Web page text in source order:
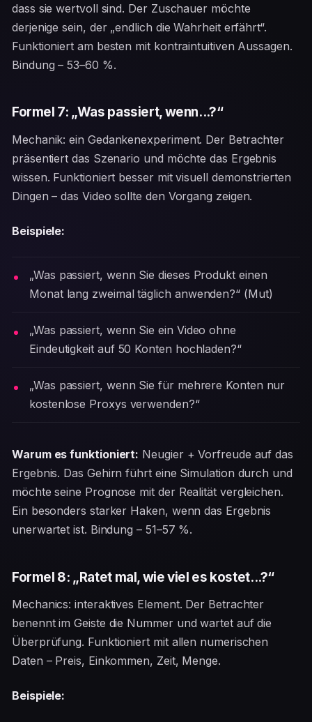
dass sie wertvoll sind. Der Zuschauer möchte
derjenige sein, der „endlich die Wahrheit erfährt“.
Funktioniert am besten mit kontraintuitiven Aussagen.
Bindung – 53–60 %.
Formel 7: „Was passiert, wenn...?“
Mechanik: ein Gedankenexperiment. Der Betrachter
präsentiert das Szenario und möchte das Ergebnis
wissen. Funktioniert besser mit visuell demonstrierten
Dingen – das Video sollte den Vorgang zeigen.
Beispiele:
„Was passiert, wenn Sie dieses Produkt einen
Monat lang zweimal täglich anwenden?“ (Mut)
„Was passiert, wenn Sie ein Video ohne
Eindeutigkeit auf 50 Konten hochladen?“
„Was passiert, wenn Sie für mehrere Konten nur
kostenlose Proxys verwenden?“
Warum es funktioniert: Neugier + Vorfreude auf das
Ergebnis. Das Gehirn führt eine Simulation durch und
möchte seine Prognose mit der Realität vergleichen.
Ein besonders starker Haken, wenn das Ergebnis
unerwartet ist. Bindung – 51–57 %.
Formel 8: „Ratet mal, wie viel es kostet...?“
Mechanics: interaktives Element. Der Betrachter
benennt im Geiste die Nummer und wartet auf die
Überprüfung. Funktioniert mit allen numerischen
Daten – Preis, Einkommen, Zeit, Menge.
Beispiele: